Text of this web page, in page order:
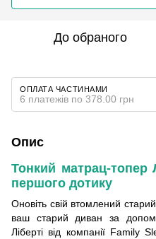
До обраного
ОПЛАТА ЧАСТИНАМИ
6 платежів по 378.00 грн
Опис
Тонкий матрац-топер
першого дотику
Оновіть свій втомлений
ваш старий диван за
Ліберті від компанії